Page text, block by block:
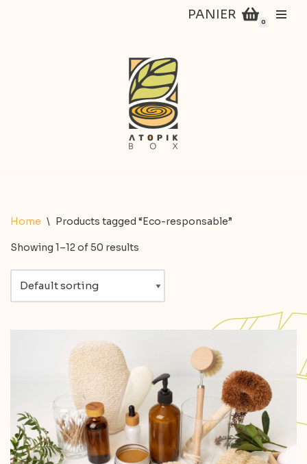
PANIER
0
Home \ Products tagged “Eco-responsable”
Showing 1–12 of 50 results